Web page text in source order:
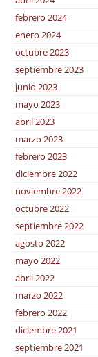
febrero 2024
enero 2024
octubre 2023
septiembre 2023
junio 2023
mayo 2023
abril 2023
marzo 2023
febrero 2023
diciembre 2022
noviembre 2022
octubre 2022
septiembre 2022
agosto 2022
mayo 2022
abril 2022
marzo 2022
febrero 2022
diciembre 2021
septiembre 2021